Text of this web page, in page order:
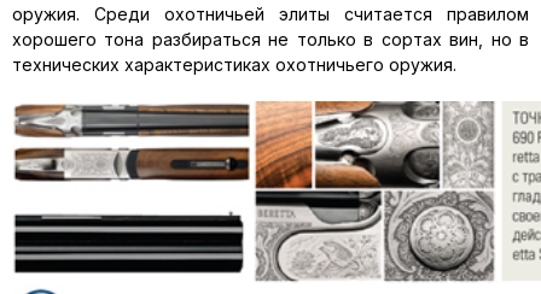
оружия. Среди охотничьей элиты считается правилом
хорошего тона разбираться не только в сортах вин, но в
технических характеристиках охотничьего оружия.